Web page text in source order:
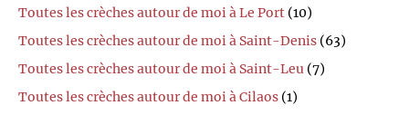
Toutes les crèches autour de moi à Le Port (10)
Toutes les crèches autour de moi à Saint-Denis (63)
Toutes les crèches autour de moi à Saint-Leu (7)
Toutes les crèches autour de moi à Cilaos (1)